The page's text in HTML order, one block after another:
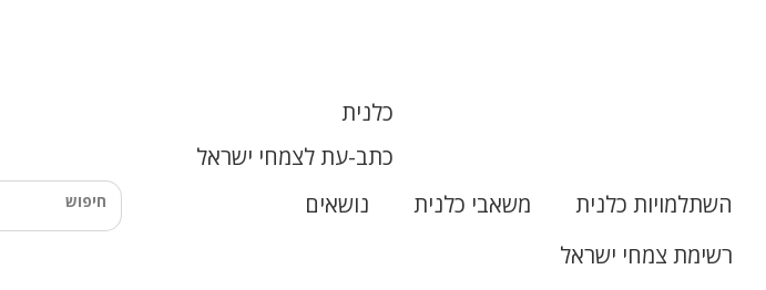
כלנית
כתב-עת לצמחי ישראל
השתלמויות כלנית
משאבי כלנית
נושאים
רשימת צמחי ישראל